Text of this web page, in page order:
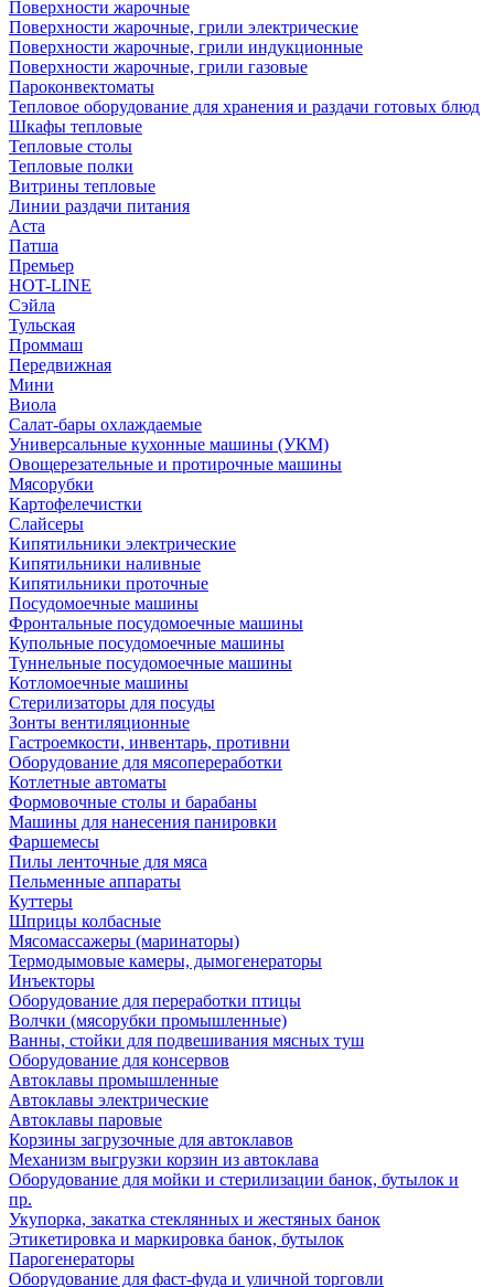
Поверхности жарочные
Поверхности жарочные, грили электрические
Поверхности жарочные, грили индукционные
Поверхности жарочные, грили газовые
Пароконвектоматы
Тепловое оборудование для хранения и раздачи готовых блюд
Шкафы тепловые
Тепловые столы
Тепловые полки
Витрины тепловые
Линии раздачи питания
Аста
Патша
Премьер
HOT-LINE
Сэйла
Тульская
Проммаш
Передвижная
Мини
Виола
Салат-бары охлаждаемые
Универсальные кухонные машины (УКМ)
Овощерезательные и протирочные машины
Мясорубки
Картофелечистки
Слайсеры
Кипятильники электрические
Кипятильники наливные
Кипятильники проточные
Посудомоечные машины
Фронтальные посудомоечные машины
Купольные посудомоечные машины
Туннельные посудомоечные машины
Котломоечные машины
Стерилизаторы для посуды
Зонты вентиляционные
Гастроемкости, инвентарь, противни
Оборудование для мясопереработки
Котлетные автоматы
Формовочные столы и барабаны
Машины для нанесения панировки
Фаршемесы
Пилы ленточные для мяса
Пельменные аппараты
Куттеры
Шприцы колбасные
Мясомассажеры (маринаторы)
Термодымовые камеры, дымогенераторы
Инъекторы
Оборудование для переработки птицы
Волчки (мясорубки промышленные)
Ванны, стойки для подвешивания мясных туш
Оборудование для консервов
Автоклавы промышленные
Автоклавы электрические
Автоклавы паровые
Корзины загрузочные для автоклавов
Механизм выгрузки корзин из автоклава
Оборудование для мойки и стерилизации банок, бутылок и
пр.
Укупорка, закатка стеклянных и жестяных банок
Этикетировка и маркировка банок, бутылок
Парогенераторы
Оборудование для фаст-фуда и уличной торговли